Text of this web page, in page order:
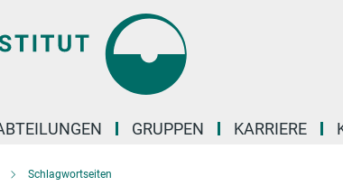
GRUPPEN KARRIERE
Schlagwortseiten